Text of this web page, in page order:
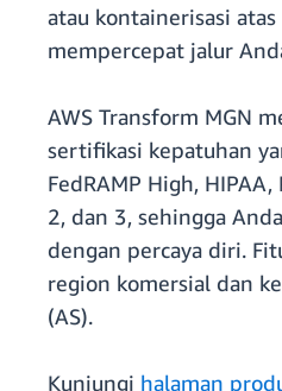
atau kontainerisasi atas
mempercepat jalur
AWS Transform MGN
sertifikasi kepatuhan
FedRAMP High, HIPAA,
2, dan 3, sehingga
dengan percaya diri.
region komersial dan
(AS).
Kunjungi halaman